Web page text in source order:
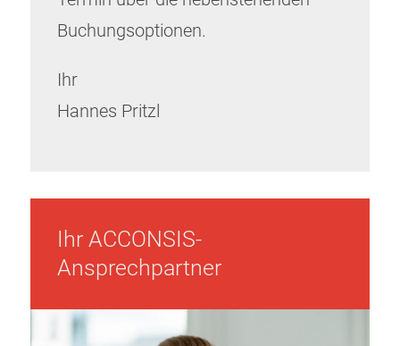
Buchungsoptionen.
Ihr
Hannes Pritzl
Ihr ACCONSIS-
Ansprechpartner